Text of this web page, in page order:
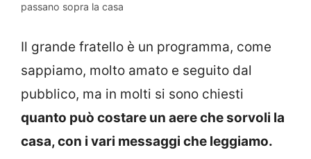
passano sopra la casa
Il grande fratello è un programma, come
sappiamo, molto amato e seguito dal
pubblico, ma in molti si sono chiesti
quanto può costare un aere che sorvoli la
casa, con i vari messaggi che leggiamo.